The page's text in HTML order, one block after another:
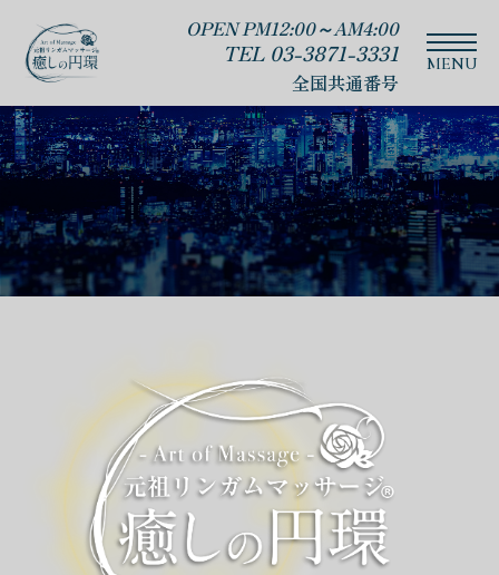
OPEN PM12:00～AM4:00
TEL 03-3871-3331
全国共通番号